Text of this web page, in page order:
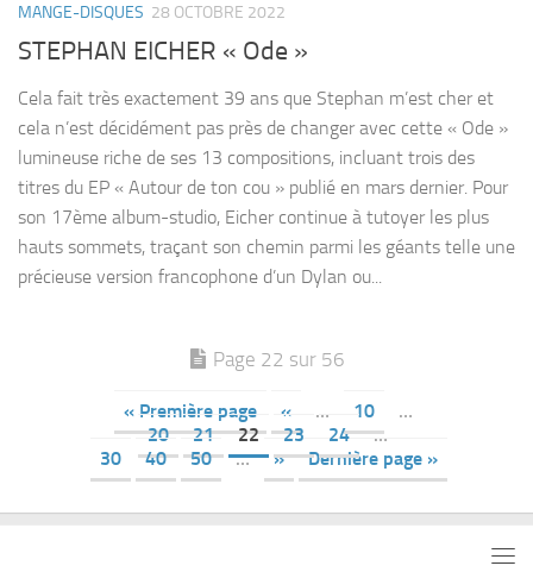
MANGE-DISQUES 28 OCTOBRE 2022
STEPHAN EICHER « Ode »
Cela fait très exactement 39 ans que Stephan m’est cher et
cela n’est décidément pas près de changer avec cette « Ode »
lumineuse riche de ses 13 compositions, incluant trois des
titres du EP « Autour de ton cou » publié en mars dernier. Pour
son 17ème album-studio, Eicher continue à tutoyer les plus
hauts sommets, traçant son chemin parmi les géants telle une
précieuse version francophone d’un Dylan ou...
Page 22 sur 56
« Première page « … 10
…
20
21 22 23 24
…
30
40 50 … » Dernière page »